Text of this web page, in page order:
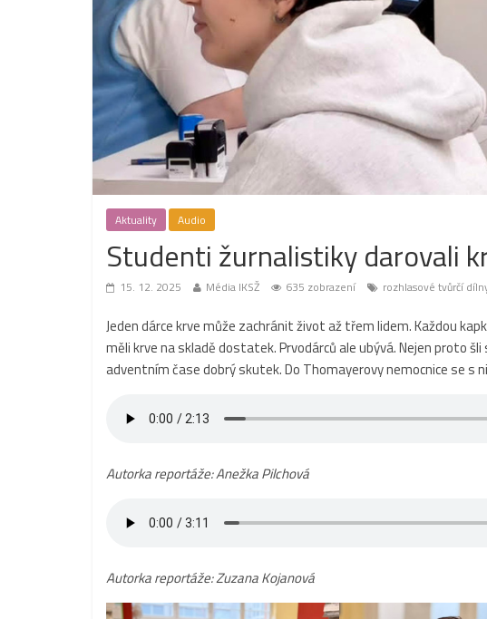
Aktuality Audio
Studenti žurnalistiky darovali
15. 12. 2025 Média IKSŽ 635 zobrazení rozhlasové tvůrčí
Jeden dárce krve může zachránit život až třem lidem. Každou
měli krve na skladě dostatek. Prvodárců ale ubývá. Nejen proto
adventním čase dobrý skutek. Do Thomayerovy nemocnice se s
Autorka reportáže: Anežka Pilchová
Autorka reportáže: Zuzana Kojanová